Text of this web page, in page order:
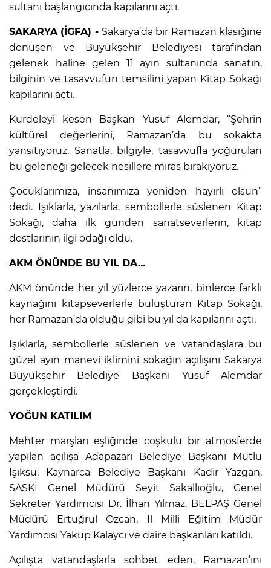
sultanı başlangıcında kapılarını açtı.
SAKARYA (İGFA) - Sakarya’da bir Ramazan klasiğine
dönüşen ve Büyükşehir Belediyesi tarafından
gelenek haline gelen 11 ayın sultanında sanatın,
bilginin ve tasavvufun temsilini yapan Kitap Sokağı
kapılarını açtı.
Kurdeleyi kesen Başkan Yusuf Alemdar, “Şehrin
kültürel değerlerini, Ramazan’da bu sokakta
yansıtıyoruz. Sanatla, bilgiyle, tasavvufla yoğurulan
bu geleneği gelecek nesillere miras bırakıyoruz.
Çocuklarımıza, insanımıza yeniden hayırlı olsun”
dedi. Işıklarla, yazılarla, sembollerle süslenen Kitap
Sokağı, daha ilk günden sanatseverlerin, kitap
dostlarının ilgi odağı oldu.
AKM ÖNÜNDE BU YIL DA…
AKM önünde her yıl yüzlerce yazarın, binlerce farklı
kaynağını kitapseverlerle buluşturan Kitap Sokağı,
her Ramazan’da olduğu gibi bu yıl da kapılarını açtı.
Işıklarla, sembollerle süslenen ve vatandaşlara bu
güzel ayın manevi iklimini sokağın açılışını Sakarya
Büyükşehir Belediye Başkanı Yusuf Alemdar
gerçekleştirdi.
YOĞUN KATILIM
Mehter marşları eşliğinde coşkulu bir atmosferde
yapılan açılışa Adapazarı Belediye Başkanı Mutlu
Işıksu, Kaynarca Belediye Başkanı Kadir Yazgan,
SASKİ Genel Müdürü Seyit Sakallıoğlu, Genel
Sekreter Yardımcısı Dr. İlhan Yılmaz, BELPAŞ Genel
Müdürü Ertuğrul Özcan, İl Milli Eğitim Müdür
Yardımcısı Yakup Kalaycı ve daire başkanları katıldı.
Açılışta vatandaşlarla sohbet eden, Ramazan’ını